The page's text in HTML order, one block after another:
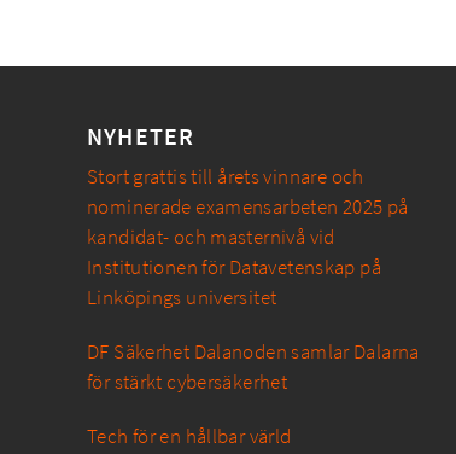
NYHETER
Stort grattis till årets vinnare och
nominerade examensarbeten 2025 på
kandidat- och masternivå vid
Institutionen för Datavetenskap på
Linköpings universitet
DF Säkerhet Dalanoden samlar Dalarna
för stärkt cybersäkerhet
Tech för en hållbar värld